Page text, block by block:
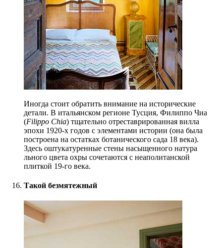
Иногда стоит обратить внимание на исторические
детали. В итальянском регионе Тусция, Филиппо Чиа
(Filippo Chia) тщательно отреставрированная вилла
эпохи 1920-х годов с элементами истории (она была
построена на остатках ботанического сада 18 века).
Здесь оштукатуренные стены насыщенного натура
льного цвета охры сочетаются с неаполитанской
плиткой 19-го века.
Такой безмятежный